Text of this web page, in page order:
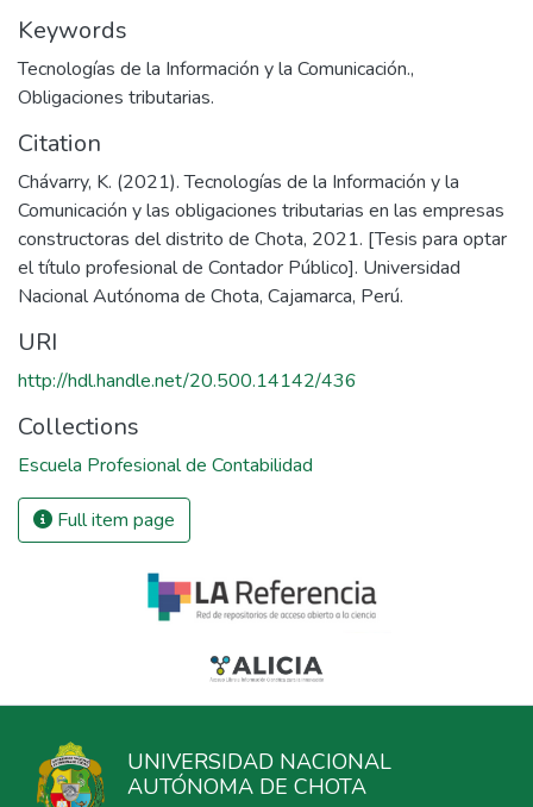
Keywords
Tecnologías de la Información y la Comunicación.,
Obligaciones tributarias.
Citation
Chávarry, K. (2021). Tecnologías de la Información y la
Comunicación y las obligaciones tributarias en las empresas
constructoras del distrito de Chota, 2021. [Tesis para optar
el título profesional de Contador Público]. Universidad
Nacional Autónoma de Chota, Cajamarca, Perú.
URI
http://hdl.handle.net/20.500.14142/436
Collections
Escuela Profesional de Contabilidad
Full item page
UNIVERSIDAD NACIONAL
AUTÓNOMA DE CHOTA